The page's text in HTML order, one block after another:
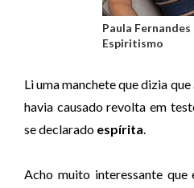
Paula Fernandes
Espiritismo
Li uma manchete que dizia
havia causado revolta em
se declarado espírita.
Acho muito interessante que